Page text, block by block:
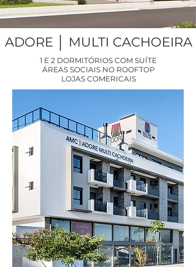
ADORE │ MULTI CACHOEIRA
1 E 2 DORMITÓRIOS COM SUÍTE
ÁREAS SOCIAIS NO ROOFTOP
LOJAS COMERICAIS